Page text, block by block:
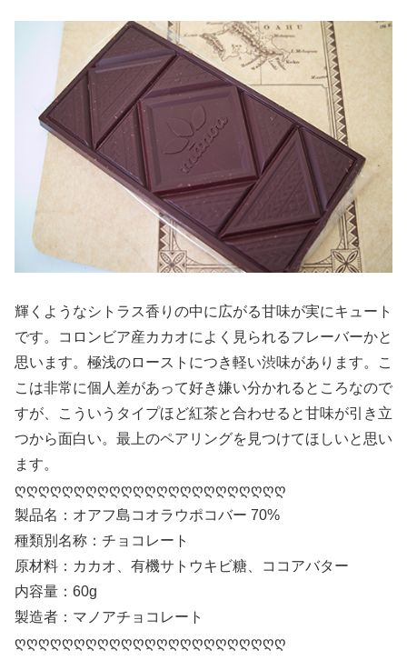
輝くようなシトラス香りの中に広がる甘味が実にキュート
です。コロンビア産カカオによく見られるフレーバーかと
思います。極浅のローストにつき軽い渋味があります。こ
こは非常に個人差があって好き嫌い分かれるところなので
すが、こういうタイプほど紅茶と合わせると甘味が引き立
つから面白い。最上のペアリングを見つけてほしいと思い
ます。
ღღღღღღღღღღღღღღღღღღღღღღღ
製品名：オアフ島コオラウポコバー 70%
種類別名称：チョコレート
原材料：カカオ、有機サトウキビ糖、ココアバター
内容量：60g
製造者：マノアチョコレート
ღღღღღღღღღღღღღღღღღღღღღღღ